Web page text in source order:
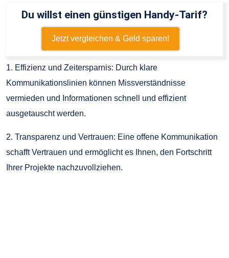
Du willst einen günstigen Handy-Tarif?
Jetzt vergleichen & Geld sparen!
1. Effizienz und Zeitersparnis: Durch klare
Kommunikationslinien können Missverständnisse
vermieden und Informationen schnell und effizient
ausgetauscht werden.
2. Transparenz und Vertrauen: Eine offene Kommunikation
schafft Vertrauen und ermöglicht es Ihnen, den Fortschritt
Ihrer Projekte nachzuvollziehen.